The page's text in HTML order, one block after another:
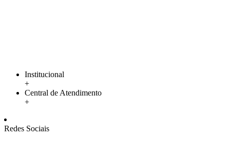
Institucional
+
Central de Atendimento
+
Redes Sociais